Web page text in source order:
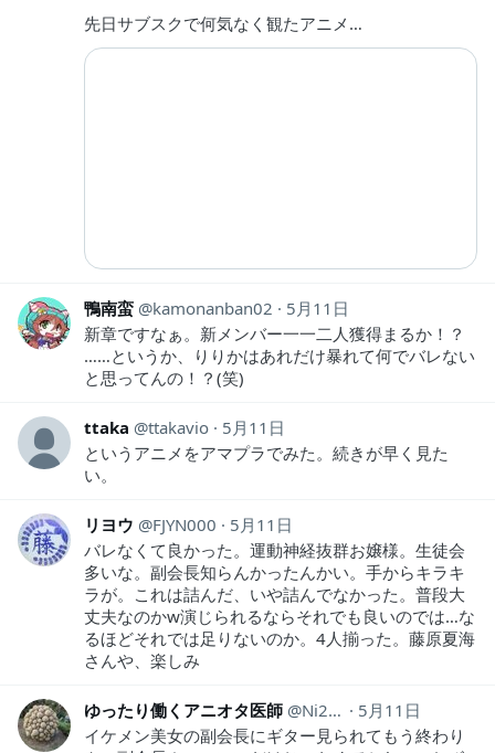
先日サブスクで何気なく観たアニメ…
鴨南蛮 kamonanban02
5月11日
新章ですなぁ。新メンバー一一二人獲得まるか！？
……というか、りりかはあれだけ暴れて何でバレない
と思ってんの！？(笑)
ttaka ttakavio
5月11日
というアニメをアマプラでみた。続きが早く見た
い。
リヨウ FJYN000
5月11日
バレなくて良かった。運動神経抜群お嬢様。生徒会
多いな。副会長知らんかったんかい。手からキラキ
ラが。これは詰んだ、いや詰んでなかった。普段大
丈夫なのかw演じられるならそれでも良いのでは…な
るほどそれでは足りないのか。4人揃った。藤原夏海
さんや、楽しみ
ゆったり働くアニオタ医師 Ni2Ut
5月11日
イケメン美女の副会長にギター見られてもう終わり